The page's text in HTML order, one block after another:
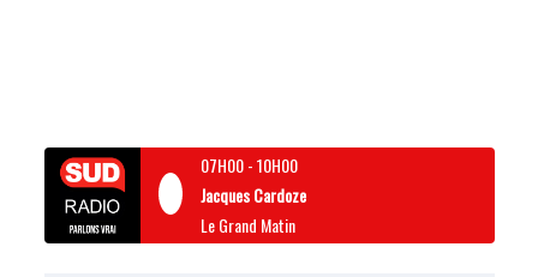
07H00-10H00
Jacques Cardoze
Le Grand Matin